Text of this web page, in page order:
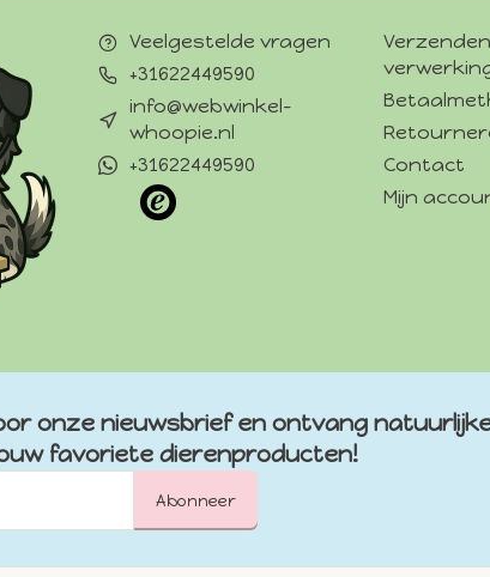
Veelgestelde vragen
+31622449590
info@webwinkel-
whoopie.nl
+31622449590
Contact
Mijn
onze nieuwsbrief en ontvang
favoriete dierenproducten!
Abonneer